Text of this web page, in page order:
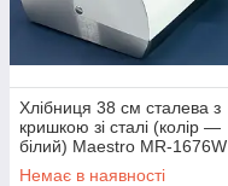
Хлібниця 38 см сталева з
кришкою зі сталі (колір —
білий) Maestro MR-1676W
Немає в наявності